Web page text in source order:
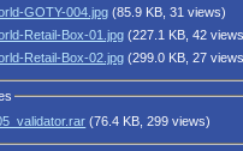
GOTY-004.jpg (85.9 KB, 31 views)
Retail-Box-01.jpg (227.1 KB, 42
Retail-Box-02.jpg (299.0 KB, 27
(76.4 KB, 299 views)